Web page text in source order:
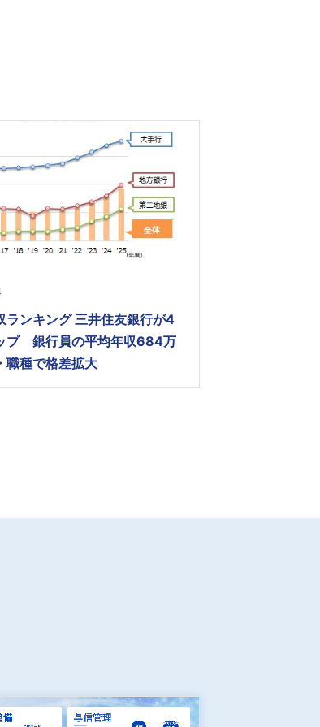
ランキング 三井住友銀行が4
プ 銀行員の平均年収684万
職種で格差拡大